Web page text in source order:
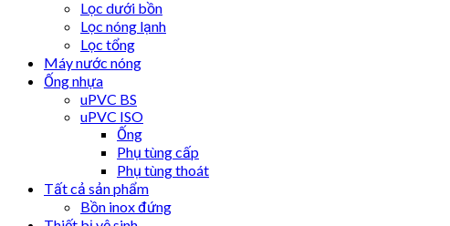
Lọc dưới bồn
Lọc nóng lạnh
Lọc tổng
Máy nước nóng
Ống nhựa
uPVC BS
uPVC ISO
Ống
Phụ tùng cấp
Phụ tùng thoát
Tất cả sản phẩm
Bồn inox đứng